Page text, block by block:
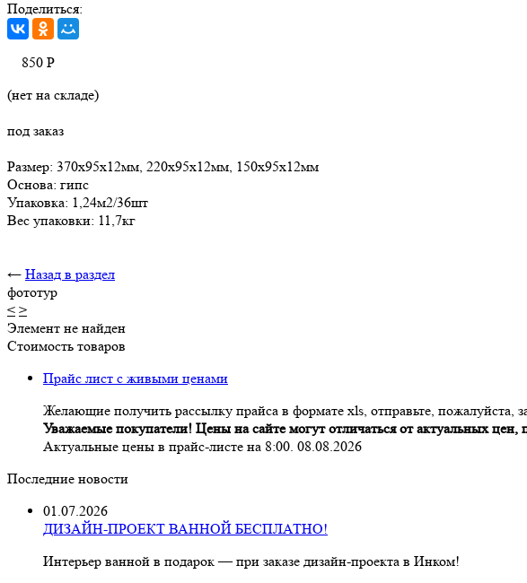
Поделиться:
850 Р
(нет на складе)
под заказ
Размер: 370х95х12мм, 220х95х12мм, 150х95х12мм
Основа: гипс
Упаковка: 1,24м2/36шт
Вес упаковки: 11,7кг
← Назад в раздел
фототур
< >
Элемент не найден
Стоимость товаров
Прайс лист с живыми ценами
Желающие получить рассылку прайса в формате xls, отправьте, пожалуйста,
Уважаемые покупатели! Цены на сайте могут отличаться от актуальных
Актуальные цены в прайс-листе на 8:00. 08.08.2026
Последние новости
01.07.2026
ДИЗАЙН-ПРОЕКТ ВАННОЙ БЕСПЛАТНО!
Интерьер ванной в подарок — при заказе дизайн‑проекта в Инком!